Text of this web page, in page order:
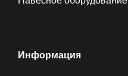
Информация